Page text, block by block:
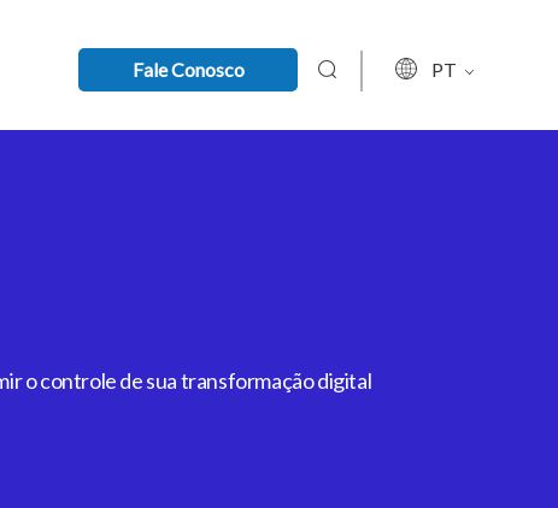
Fale Conosco PT
o controle de sua transformação digital